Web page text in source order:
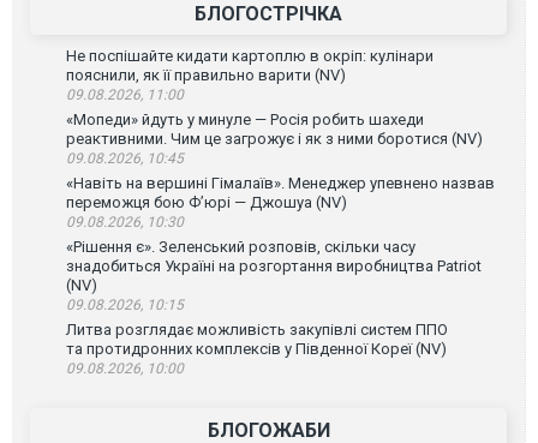
БЛОГОСТРІЧКА
Не поспішайте кидати картоплю в окріп: кулінари
пояснили, як її правильно варити (NV)
09.08.2026, 11:00
«Мопеди» йдуть у минуле — Росія робить шахеди
реактивними. Чим це загрожує і як з ними боротися (NV)
09.08.2026, 10:45
«Навіть на вершині Гімалаїв». Менеджер упевнено назвав
переможця бою Ф’юрі — Джошуа (NV)
09.08.2026, 10:30
«Рішення є». Зеленський розповів, скільки часу
знадобиться Україні на розгортання виробництва Patriot
(NV)
09.08.2026, 10:15
Литва розглядає можливість закупівлі систем ППО
та протидронних комплексів у Південної Кореї (NV)
09.08.2026, 10:00
БЛОГОЖАБИ